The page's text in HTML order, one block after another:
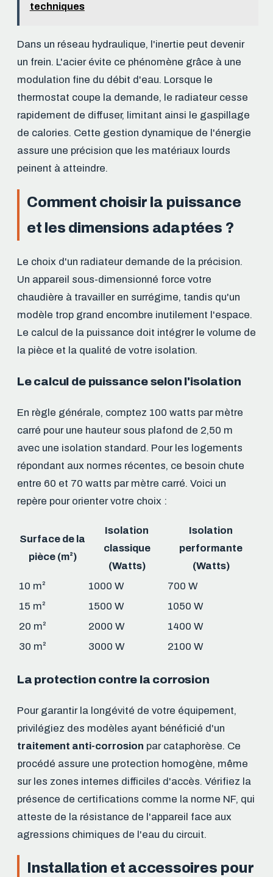
techniques
Dans un réseau hydraulique, l'inertie peut devenir
un frein. L'acier évite ce phénomène grâce à une
modulation fine du débit d'eau. Lorsque le
thermostat coupe la demande, le radiateur cesse
rapidement de diffuser, limitant ainsi le gaspillage
de calories. Cette gestion dynamique de l'énergie
assure une précision que les matériaux lourds
peinent à atteindre.
Comment choisir la puissance
et les dimensions adaptées ?
Le choix d'un radiateur demande de la précision.
Un appareil sous-dimensionné force votre
chaudière à travailler en surrégime, tandis qu'un
modèle trop grand encombre inutilement l'espace.
Le calcul de la puissance doit intégrer le volume de
la pièce et la qualité de votre isolation.
Le calcul de puissance selon l'isolation
En règle générale, comptez 100 watts par mètre
carré pour une hauteur sous plafond de 2,50 m
avec une isolation standard. Pour les logements
répondant aux normes récentes, ce besoin chute
entre 60 et 70 watts par mètre carré. Voici un
repère pour orienter votre choix :
Surface de la
pièce (m²)
Isolation
classique
(Watts)
Isolation
performante
(Watts)
10 m²
1000 W
700 W
15 m²
1500 W
1050 W
20 m²
2000 W
1400 W
30 m²
3000 W 2100 W
La protection contre la corrosion
Pour garantir la longévité de votre équipement,
privilégiez des modèles ayant bénéficié d'un
traitement anti-corrosion par cataphorèse. Ce
procédé assure une protection homogène, même
sur les zones internes difficiles d'accès. Vérifiez la
présence de certifications comme la norme NF, qui
atteste de la résistance de l'appareil face aux
agressions chimiques de l'eau du circuit.
Installation et accessoires pour